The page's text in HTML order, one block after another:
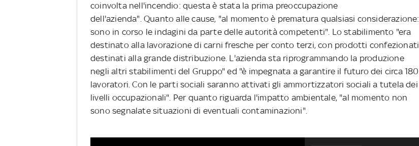
coinvolta nell'incendio: questa è stata la prima preoccupazione
dell'azienda". Quanto alle cause, "al momento è prematura qualsiasi considerazione:
sono in corso le indagini da parte delle autorità competenti". Lo stabilimento "era
destinato alla lavorazione di carni fresche per conto terzi, con prodotti confezionati
destinati alla grande distribuzione. L'azienda sta riprogrammando la produzione
negli altri stabilimenti del Gruppo" ed "è impegnata a garantire il futuro dei circa 180
lavoratori. Con le parti sociali saranno attivati gli ammortizzatori sociali a tutela dei
livelli occupazionali". Per quanto riguarda l'impatto ambientale, "al momento non
sono segnalate situazioni di eventuali contaminazioni".